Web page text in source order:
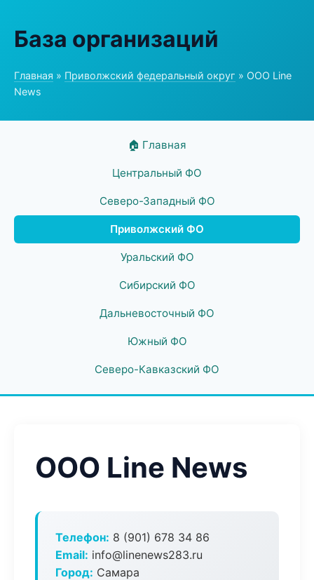
База организаций
Главная » Приволжский федеральный округ » ООО Line
News
🏠 Главная
Центральный ФО
Северо-Западный ФО
Приволжский ФО
Уральский ФО
Сибирский ФО
Дальневосточный ФО
Южный ФО
Северо-Кавказский ФО
ООО Line News
Телефон: 8 (901) 678 34 86
Email: info@linenews283.ru
Город: Самара